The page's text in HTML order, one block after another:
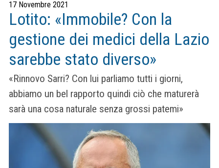
17 Novembre 2021
Lotito: «Immobile? Con la
gestione dei medici della Lazio
sarebbe stato diverso»
«Rinnovo Sarri? Con lui parliamo tutti i giorni,
abbiamo un bel rapporto quindi ciò che maturerà
sarà una cosa naturale senza grossi patemi»